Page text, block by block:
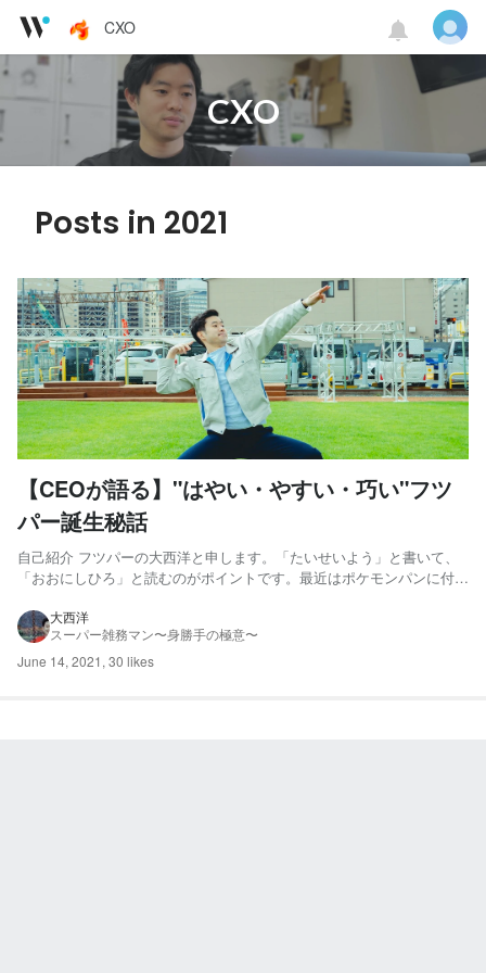
CXO
CXO
Posts in 2021
【CEOが語る】"はやい・やすい・巧い"フツ
パー誕生秘話
自己紹介 フツパーの大西洋と申します。「たいせいよう」と書いて、
「おおにしひろ」と読むのがポイントです。最近はポケモンパンに付い
歳。広島大学工学部卒業。専攻テーマは製造プロセスの最適化。 2017
年に新卒で日東電工に入社、ICT部門の法人営業に従事。...
大西洋
スーパー雑務マン〜身勝手の極意〜
June 14, 2021 , 30 likes